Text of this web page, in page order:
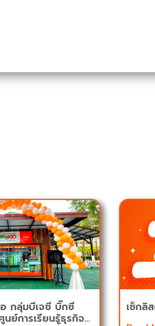
อ กลุ่มบีเจซี บิ๊กซี
นย์การเรียนรู้ธุรกิจ…
เช็กลิ